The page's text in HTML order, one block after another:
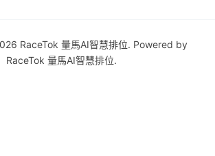
RaceTok 量馬AI智慧排位. Powered by
RaceTok 量馬AI智慧排位.